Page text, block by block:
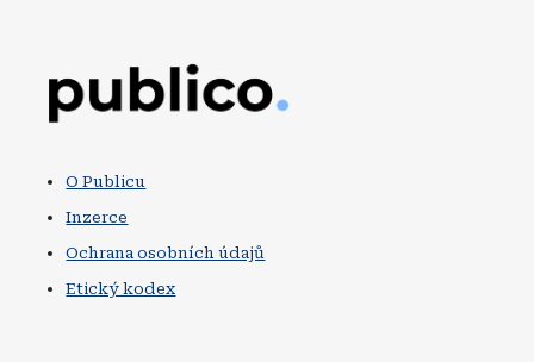
O Publicu
Inzerce
Ochrana osobních údajů
Etický kodex